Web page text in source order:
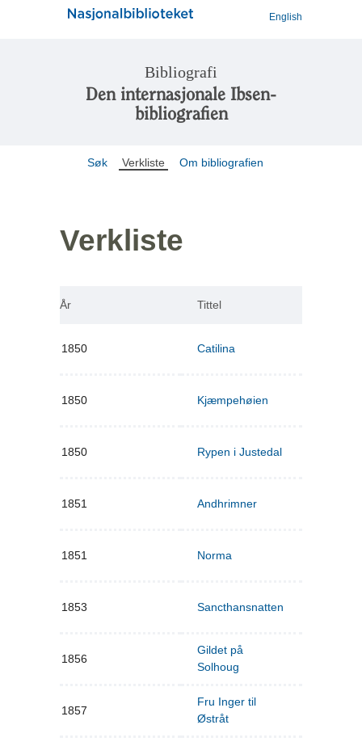
English
Bibliografi
Den internasjonale Ibsen-
bibliografien
Søk Verkliste Om bibliografien
Verkliste
År Tittel
1850 Catilina
1850 Kjæmpehøien
1850 Rypen i Justedal
1851 Andhrimner
1851 Norma
1853 Sancthansnatten
1856
Gildet på
Solhoug
1857
Fru Inger til
Østråt